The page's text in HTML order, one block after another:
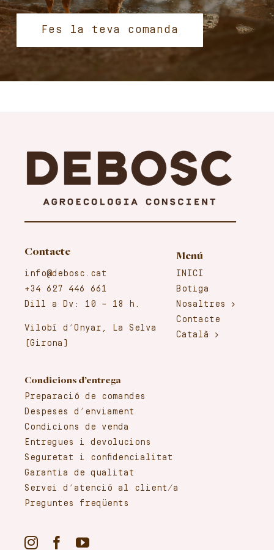
Fes la teva comanda
Menú
INICI
Botiga
Nosaltres
Contacte
Català
Contacte
info@debosc.cat
+34 627 446 661
Dill a Dv: 10 – 18 h.
Vilobí d’Onyar, La Selva
(Girona)
Condicions d’entrega
Preparació de comandes
Despeses d’enviament
Condicions de venda
Entregues i devolucions
Seguretat i confidencialitat
Garantia de qualitat
Servei d’atenció al client/a
Preguntes freqüents